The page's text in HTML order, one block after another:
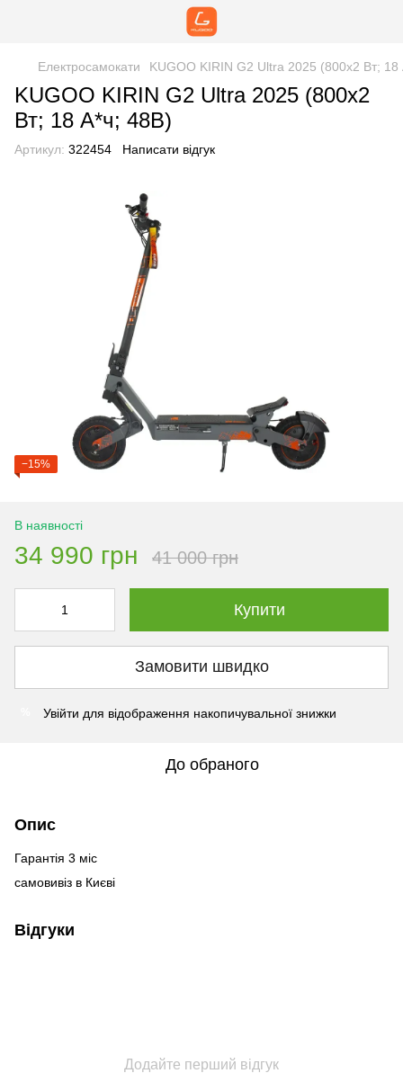
Електросамокати KUGOO KIRIN G2 Ultra 2025 (800x2 Вт;
KUGOO KIRIN G2 Ultra 2025 (800x2
Вт; 18 А*ч; 48В)
Артикул: 322454 Написати відгук
−15%
В наявності
34 990 грн 41 000 грн
Купити
Замовити швидко
Увійти для відображення накопичувальної знижки
До обраного
Опис
Гарантія 3 міс
самовивіз в Києві
Відгуки
Додайте перший відгук